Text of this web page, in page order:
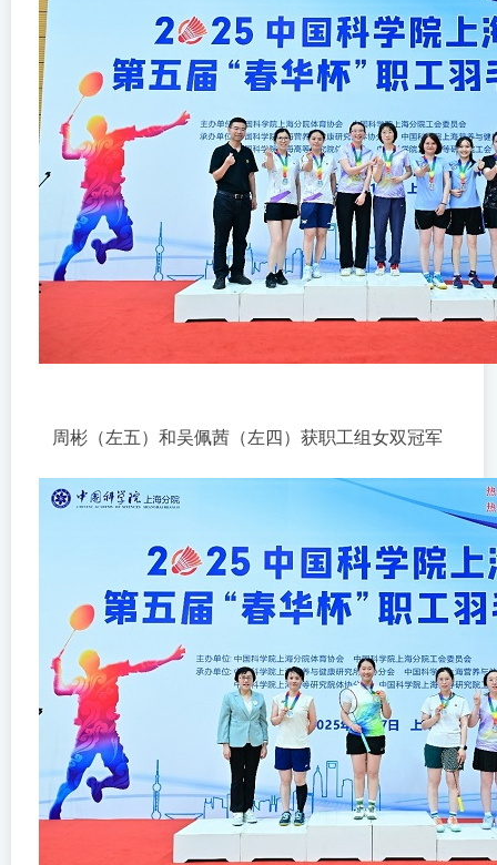
周彬（左五）和吴佩茜（左四）获职工组女双冠军